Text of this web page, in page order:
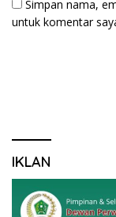
Simpan nama,
untuk komentar
IKLAN